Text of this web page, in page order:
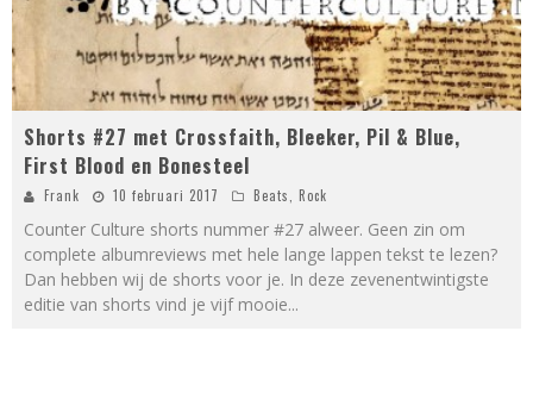
Shorts #27 met Crossfaith, Bleeker, Pil & Blue,
First Blood en Bonesteel
Frank 10 februari 2017 Beats, Rock
Counter Culture shorts nummer #27 alweer. Geen zin om
complete albumreviews met hele lange lappen tekst te lezen?
Dan hebben wij de shorts voor je. In deze zevenentwintigste
editie van shorts vind je vijf mooie...